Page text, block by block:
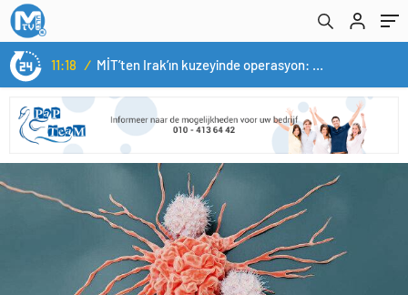
11:18 / MİT’ten Irak’ın kuzeyinde operasyon: Ramazan Güneş Türkiye’ye getirildi